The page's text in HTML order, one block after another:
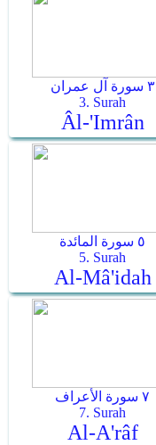
٣ سورة آل عمران
3. Surah
Âl-'Imrân
٥ سورة المائدة
5. Surah
Al-Mâ'idah
٧ سورة الأعراف
7. Surah
Al-A'râf